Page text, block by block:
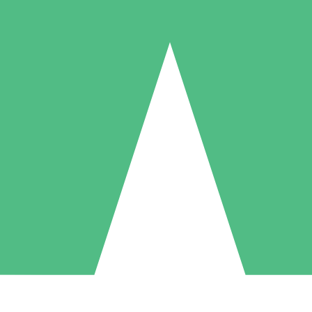
Individuella Kreditpaket
per användning med nedladdningskrediter. Inget månatligt åtagande
5 Nedladdningar
US$